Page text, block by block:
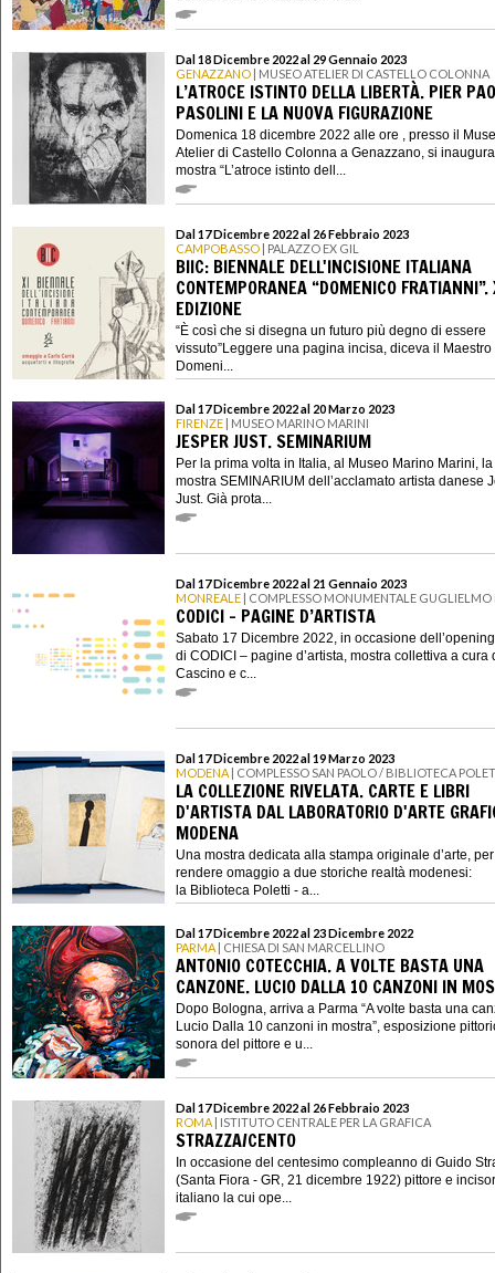
Dal 18 Dicembre 2022 al 29 Gennaio 2023
GENAZZANO | MUSEO ATELIER DI CASTELLO COLONNA
L’ATROCE ISTINTO DELLA LIBERTÀ. PIER
PASOLINI E LA NUOVA FIGURAZIONE
Domenica 18 dicembre 2022 alle ore , presso il
Atelier di Castello Colonna a Genazzano, si
mostra “L’atroce istinto dell...
Dal 17 Dicembre 2022 al 26 Febbraio 2023
CAMPOBASSO | PALAZZO EX GIL
BIIC: BIENNALE DELL'INCISIONE ITALIANA
CONTEMPORANEA “DOMENICO FRATIANNI”.
EDIZIONE
“È così che si disegna un futuro più degno di essere
vissuto”Leggere una pagina incisa, diceva il Maestro
Domeni...
Dal 17 Dicembre 2022 al 20 Marzo 2023
FIRENZE | MUSEO MARINO MARINI
JESPER JUST. SEMINARIUM
Per la prima volta in Italia, al Museo Marino Marini, la
mostra SEMINARIUM dell’acclamato artista danese
Just. Già prota...
Dal 17 Dicembre 2022 al 21 Gennaio 2023
MONREALE | COMPLESSO MONUMENTALE GUGLIELMO
CODICI – PAGINE D’ARTISTA
Sabato 17 Dicembre 2022, in occasione dell’opening
di CODICI – pagine d’artista, mostra collettiva a cura
Cascino e c...
Dal 17 Dicembre 2022 al 19 Marzo 2023
MODENA | COMPLESSO SAN PAOLO / BIBLIOTECA
LA COLLEZIONE RIVELATA. CARTE E LIBRI
D'ARTISTA DAL LABORATORIO D'ARTE
MODENA
Una mostra dedicata alla stampa originale d’arte, per
rendere omaggio a due storiche realtà modenesi:
la Biblioteca Poletti - a...
Dal 17 Dicembre 2022 al 23 Dicembre 2022
PARMA | CHIESA DI SAN MARCELLINO
ANTONIO COTECCHIA. A VOLTE BASTA UNA
CANZONE. LUCIO DALLA 10 CANZONI IN
Dopo Bologna, arriva a Parma “A volte basta una
Lucio Dalla 10 canzoni in mostra”, esposizione
sonora del pittore e u...
Dal 17 Dicembre 2022 al 26 Febbraio 2023
ROMA | ISTITUTO CENTRALE PER LA GRAFICA
STRAZZA/CENTO
In occasione del centesimo compleanno di Guido
(Santa Fiora - GR, 21 dicembre 1922) pittore e
italiano la cui ope...